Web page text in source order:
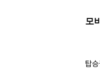
모
탑